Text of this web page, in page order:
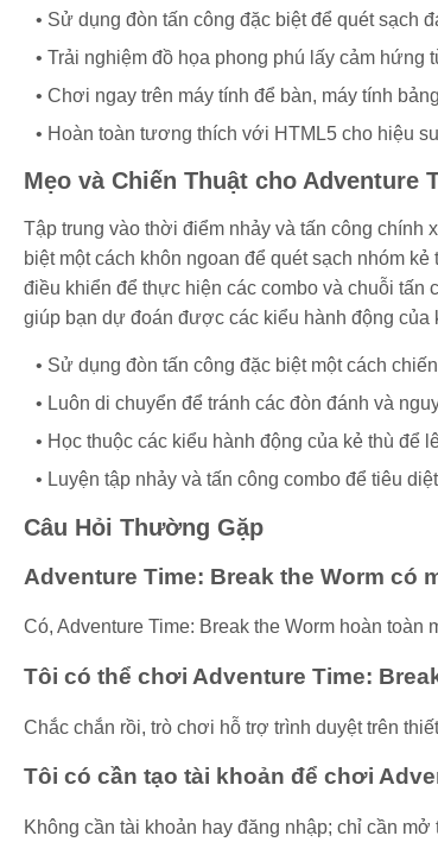
Sử dụng đòn tấn công đặc biệt để quét sạch
Trải nghiệm đồ họa phong phú lấy cảm hứng
Chơi ngay trên máy tính để bàn, máy tính
Hoàn toàn tương thích với HTML5 cho hiệu
Mẹo và Chiến Thuật cho Adventure
Tập trung vào thời điểm nhảy và tấn công chính
biệt một cách khôn ngoan để quét sạch nhóm
điều khiển để thực hiện các combo và chuỗi tấn
giúp bạn dự đoán được các kiểu hành động
Sử dụng đòn tấn công đặc biệt một cách
Luôn di chuyển để tránh các đòn đánh và
Học thuộc các kiểu hành động của kẻ thù để
Luyện tập nhảy và tấn công combo để tiêu
Câu Hỏi Thường Gặp
Adventure Time: Break the Worm có
Có, Adventure Time: Break the Worm hoàn
Tôi có thể chơi Adventure Time:
Chắc chắn rồi, trò chơi hỗ trợ trình duyệt trên
Tôi có cần tạo tài khoản để chơi
Không cần tài khoản hay đăng nhập; chỉ cần